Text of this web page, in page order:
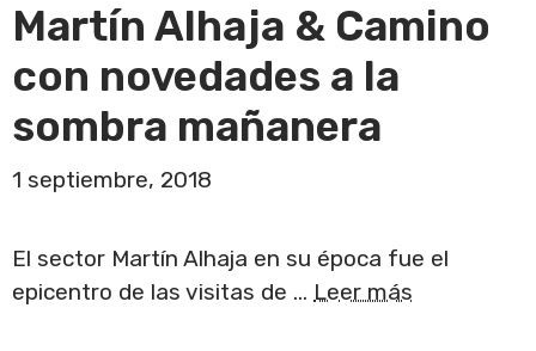
Martín Alhaja & Camino
con novedades a la
sombra mañanera
1 septiembre, 2018
El sector Martín Alhaja en su época fue el
epicentro de las visitas de … Leer más